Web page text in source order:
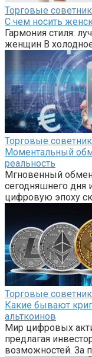
Торговые
С чем носить
Гармония стиля:
женщин В
Торговые
Моментальный
реальность
Мгновенный
сегодняшнего дня
цифровую эпоху
Торговые
Какие бывают
альткоинов
Мир цифровых
предлагая
возможностей. За